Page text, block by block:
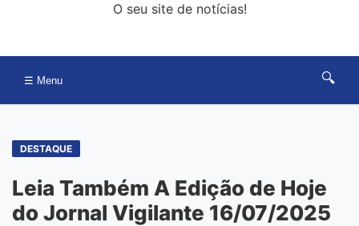
O seu site de notícias!
☰ Menu 🔍
DESTAQUE
Leia Também A Edição de Hoje
do Jornal Vigilante 16/07/2025